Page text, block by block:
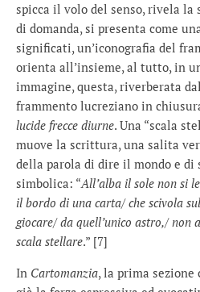
spicca il volo del senso, rivela la
di domanda, si presenta come
significati, un’iconografia del
orienta all’insieme, al tutto, in
immagine, questa, riverberata
frammento lucreziano in
lucide frecce diurne. Una “scala
muove la scrittura, una salita
della parola di dire il mondo e
simbolica: “All’alba il sole non si
il bordo di una carta/ che scivola
giocare/ da quell’unico astro,/ non
scala stellare.” [7]
In Cartomanzia, la prima